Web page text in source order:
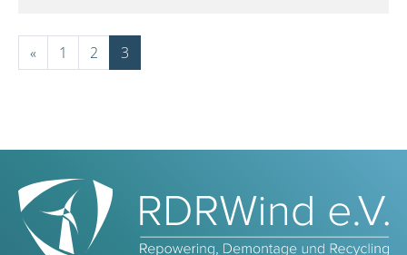
« 1 2 3